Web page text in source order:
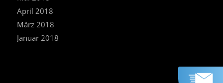
April 2018
März 2018
Januar 2018